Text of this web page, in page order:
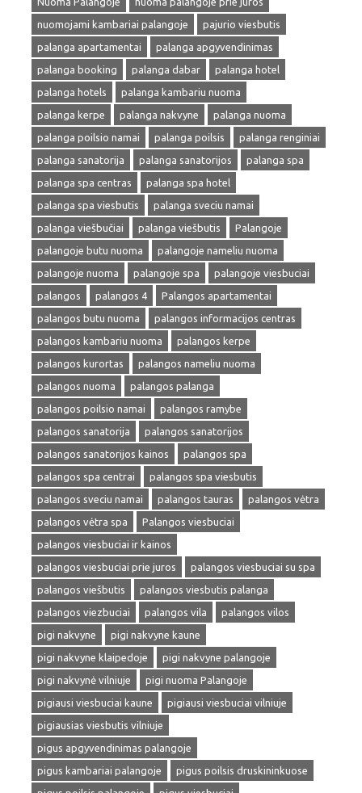
nuomojami kambariai palangoje
pajurio viesbutis
palanga apartamentai
palanga apgyvendinimas
palanga booking
palanga dabar
palanga hotel
palanga hotels
palanga kambariu nuoma
palanga kerpe
palanga nakvyne
palanga nuoma
palanga poilsio namai
palanga poilsis
palanga renginiai
palanga sanatorija
palanga sanatorijos
palanga spa
palanga spa centras
palanga spa hotel
palanga spa viesbutis
palanga sveciu namai
palanga viešbučiai
palanga viešbutis
Palangoje
palangoje butu nuoma
palangoje nameliu nuoma
palangoje nuoma
palangoje spa
palangoje viesbuciai
palangos
palangos 4
Palangos apartamentai
palangos butu nuoma
palangos informacijos centras
palangos kambariu nuoma
palangos kerpe
palangos kurortas
palangos nameliu nuoma
palangos nuoma
palangos palanga
palangos poilsio namai
palangos ramybe
palangos sanatorija
palangos sanatorijos
palangos sanatorijos kainos
palangos spa
palangos spa centrai
palangos spa viesbutis
palangos sveciu namai
palangos tauras
palangos vėtra
palangos vėtra spa
Palangos viesbuciai
palangos viesbuciai ir kainos
palangos viesbuciai prie juros
palangos viesbuciai su spa
palangos viešbutis
palangos viesbutis palanga
palangos viezbuciai
palangos vila
palangos vilos
pigi nakvyne
pigi nakvyne kaune
pigi nakvyne klaipedoje
pigi nakvyne palangoje
pigi nakvynė vilniuje
pigi nuoma Palangoje
pigiausi viesbuciai kaune
pigiausi viesbuciai vilniuje
pigiausias viesbutis vilniuje
pigus apgyvendinimas palangoje
pigus kambariai palangoje
pigus poilsis druskininkuose